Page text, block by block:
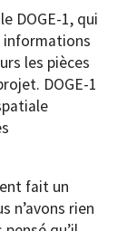
DOGE-1, qui
informations
les pièces
DOGE-1
fait un
n’avons rien